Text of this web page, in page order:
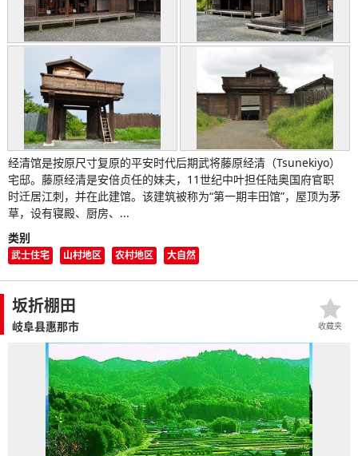
经清馆是按原尺寸复原的平安时代后期武将藤原经清（Tsunekiyo）
宅邸。藤原经清是安倍贞任的妹夫，11世纪中叶担任陆奥国府官职
时迁居江刺，并在此建馆。该建筑被称为“第一期丰田馆”，屋顶为茅
草，设有寝殿、厨房、...
类别
武士住宅 山村地区 农村地区 大自然
坂折棚田
岐阜县惠那市 收藏夹